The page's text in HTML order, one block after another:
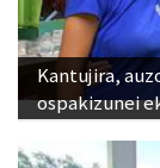
Kantujira,
ospakizunei